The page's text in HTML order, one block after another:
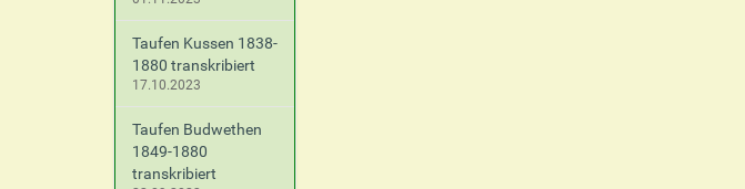
Taufen Kussen 1838-
1880 transkribiert
17.10.2023
Taufen Budwethen
1849-1880
transkribiert